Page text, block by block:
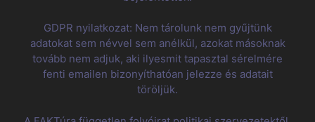
GDPR nyilatkozat: Nem tárolunk nem gyűjtünk
adatokat sem névvel sem anélkül, azokat másoknak
tovább nem adjuk, aki ilyesmit tapasztal sérelmére
fenti emailen bizonyíthatóan jelezze és adatait
töröljük.